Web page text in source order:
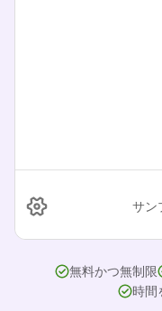
サン
無料かつ無制限
時間